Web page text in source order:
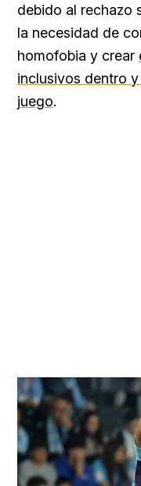
debido al rechazo
la necesidad de
homofobia y crear
inclusivos dentro
juego.